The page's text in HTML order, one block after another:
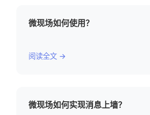
微现场如何使用？
阅读全文 →
微现场如何实现消息上墙？